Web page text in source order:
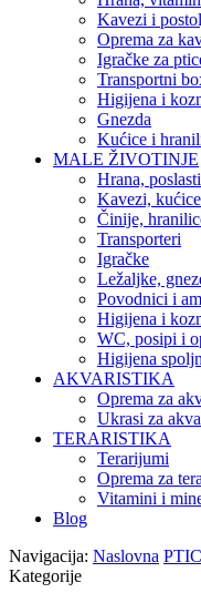
Kavezi i
Oprema za
Igračke za
Transportni
Higijena i
Gnezda
Kućice i
MALE ŽIVOTINJE
Hrana,
Kavezi,
Činije,
Transporteri
Igračke
Ležaljke,
Povodnici i
Higijena i
WC, posipi i
Higijena
AKVARISTIKA
Oprema za
Ukrasi za
TERARISTIKA
Terarijumi
Oprema za
Vitamini i
Blog
Navigacija: Naslovna
Kategorije